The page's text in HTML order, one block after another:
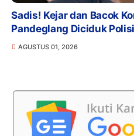
Sadis! Kejar dan Bacok
Pandeglang Diciduk Polisi
AGUSTUS 01, 2026